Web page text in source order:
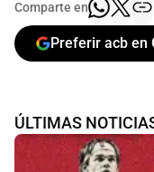
Comparte en
Preferir acb en
ÚLTIMAS